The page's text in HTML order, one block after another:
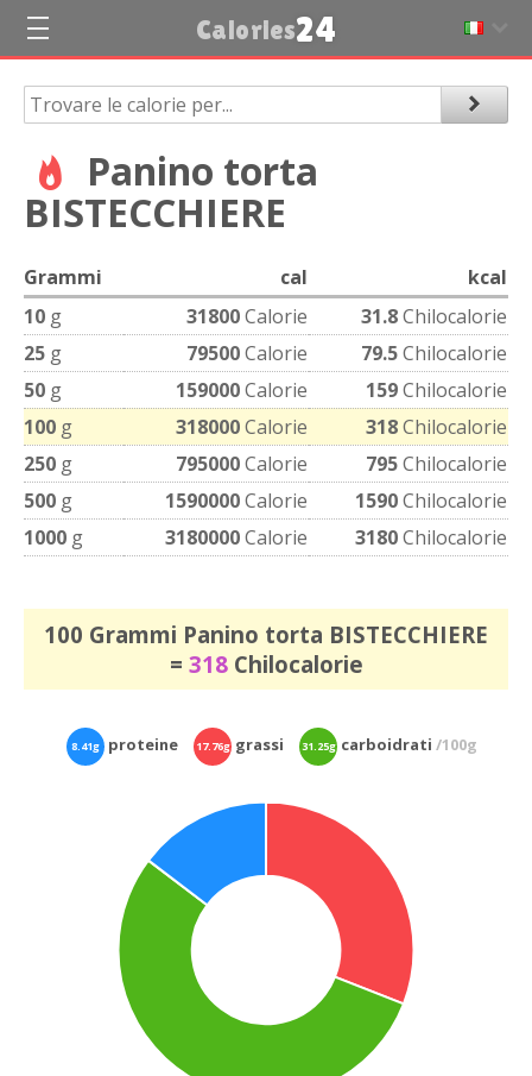
Calories24
Panino torta
BISTECCHIERE
Grammi cal
kcal
10 g 31800Calorie 31.8Chilocalorie
25 g 79500Calorie 79.5Chilocalorie
50 g 159000Calorie 159Chilocalorie
100 g 318000Calorie 318Chilocalorie
250 g 795000Calorie 795Chilocalorie
500 g 1590000Calorie 1590Chilocalorie
1000 g 3180000Calorie 3180Chilocalorie
100 Grammi Panino torta BISTECCHIERE
= 318Chilocalorie
8.41g proteine 17.76g grassi 31.25g carboidrati/100g